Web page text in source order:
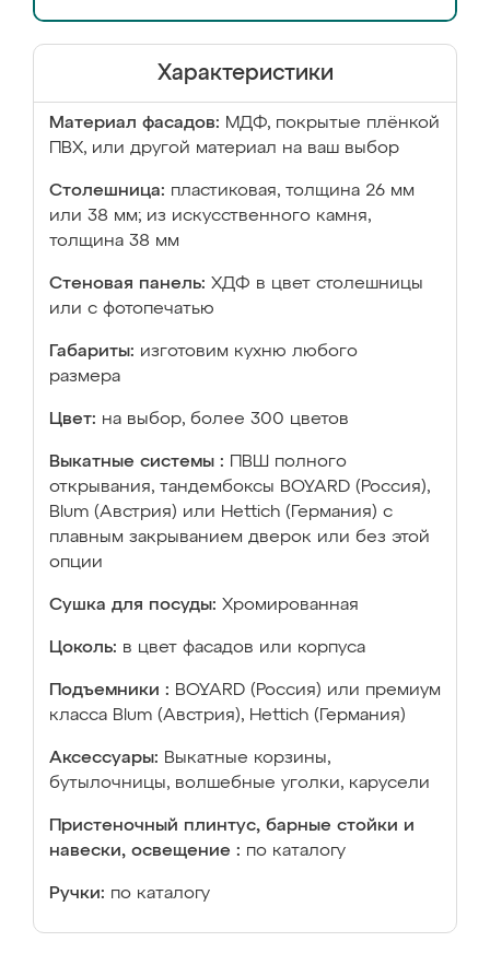
Характеристики
Материал фасадов: МДФ, покрытые плёнкой
ПВХ, или другой материал на ваш выбор
Столешница: пластиковая, толщина 26 мм
или 38 мм; из искусственного камня,
толщина 38 мм
Стеновая панель: ХДФ в цвет столешницы
или с фотопечатью
Габариты: изготовим кухню любого
размера
Цвет: на выбор, более 300 цветов
Выкатные системы :
ПВШ полного
открывания, тандембоксы BOYARD (Россия),
Blum (Австрия) или Hettich (Германия) с
плавным закрыванием дверок или без этой
опции
Сушка для посуды: Хромированная
Цоколь: в цвет фасадов или корпуса
Подъемники : BOYARD (Россия) или премиум
класса Blum (Австрия), Hettich (Германия)
Аксессуары: Выкатные корзины,
бутылочницы, волшебные уголки, карусели
Пристеночный плинтус, барные стойки и
навески, освещение : по каталогу
Ручки: по каталогу